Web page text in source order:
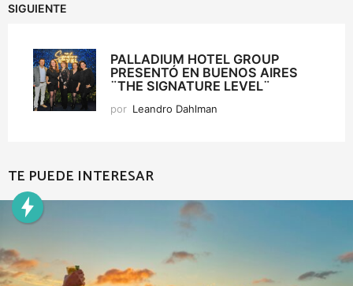
SIGUIENTE
PALLADIUM HOTEL GROUP
PRESENTÓ EN BUENOS AIRES
¨THE SIGNATURE LEVEL¨
por Leandro Dahlman
TE PUEDE INTERESAR